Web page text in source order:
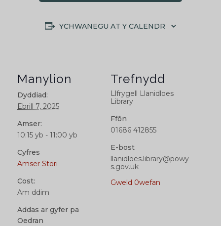
YCHWANEGU AT Y CALENDR
Manylion
Dyddiad:
Ebrill 7, 2025
Amser:
10:15 yb - 11:00 yb
Cyfres
Amser Stori
Cost:
Am ddim
Addas ar gyfer pa
Oedran
Trefnydd
Llfrygell Llanidloes
Library
Ffôn
01686 412855
E-bost
llanidloes.library@powy
s.gov.uk
Gweld 0wefan